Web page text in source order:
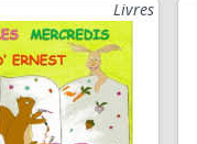
Livres